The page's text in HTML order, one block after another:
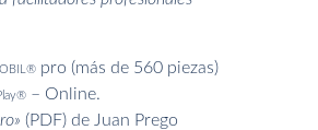
pro (más de 560 piezas)
– Online.
(PDF) de Juan Prego